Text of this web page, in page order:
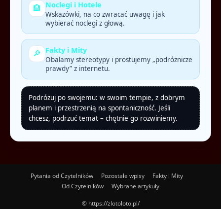
🏨 Noclegi i Hotele
Wskazówki, na co zwracać uwagę i jak
wybierać noclegi z głową.
🔎 Fakty i Mity
Obalamy stereotypy i prostujemy „podróżnicze
prawdy” z internetu.
Podróżuj po swojemu: w swoim tempie, z dobrym
planem i przestrzenią na spontaniczność. Jeśli
chcesz, podrzuć temat – chętnie go rozwiniemy.
Pytania od Czytelników Pozostałe wpisy
Fakty i Mity
Od Czytelników
Wybrane artykuły
© https://zlotoloto.pl/